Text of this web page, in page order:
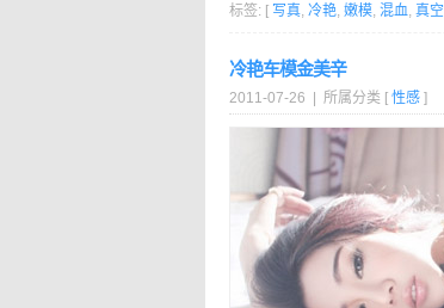
标签: [ 写真, 冷艳, 嫩模, 混血, 真空
冷艳车模金美辛
2011-07-26 | 所属分类 [ 性感 ]